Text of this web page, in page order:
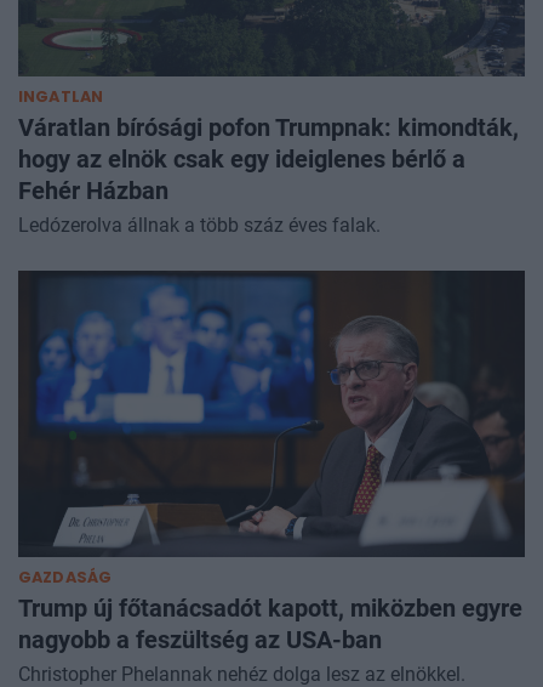
INGATLAN
Váratlan bírósági pofon Trumpnak: kimondták,
hogy az elnök csak egy ideiglenes bérlő a
Fehér Házban
Ledózerolva állnak a több száz éves falak.
GAZDASÁG
Trump új főtanácsadót kapott, miközben egyre
nagyobb a feszültség az USA-ban
Christopher Phelannak nehéz dolga lesz az elnökkel.